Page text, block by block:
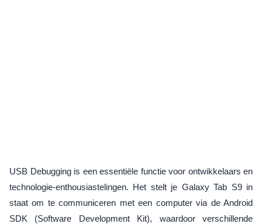
USB Debugging is een essentiële functie voor ontwikkelaars en
technologie-enthousiastelingen. Het stelt je Galaxy Tab S9 in
staat om te communiceren met een computer via de Android
SDK (Software Development Kit), waardoor verschillende